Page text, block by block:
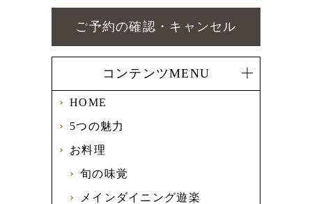
ご予約の確認・キャンセル
コンテンツMENU
HOME
5つの魅力
お料理
旬の味覚
メインダイニング遊楽